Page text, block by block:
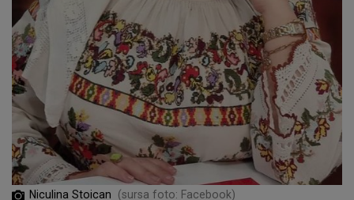
Niculina Stoican (sursa foto: Facebook)